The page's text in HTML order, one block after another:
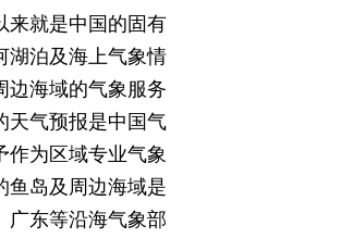
就是中国的固有
湖泊及海上气象情
边海域的气象服务
天气预报是中国气
作为区域专业气象
鱼岛及周边海域是
广东等沿海气象部